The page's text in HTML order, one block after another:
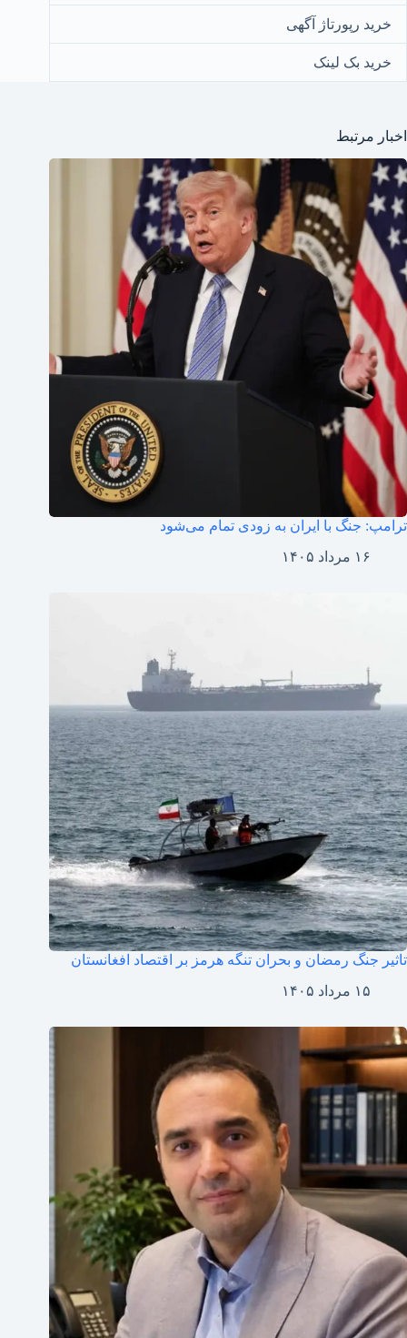
خرید رپورتاژ آگهی
خرید بک لینک
اخبار مرتبط
ترامپ: جنگ با ایران به زودی تمام می‌شود
۱۶ مرداد ۱۴۰۵
تاثیر جنگ رمضان و بحران تنگه هرمز بر اقتصاد افغانستان
۱۵ مرداد ۱۴۰۵